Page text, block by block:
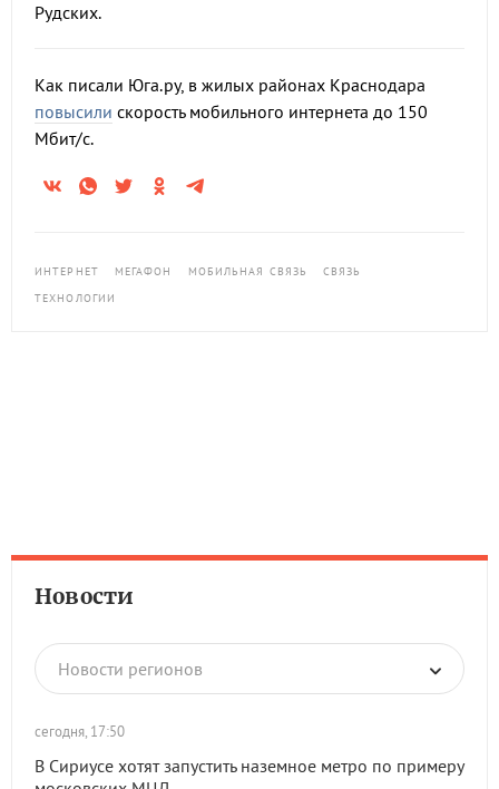
Рудских.
Как писали Юга.ру, в жилых районах Краснодара
повысили скорость мобильного интернета до 150
Мбит/с.
ИНТЕРНЕТ МЕГАФОН МОБИЛЬНАЯ СВЯЗЬ
СВЯЗЬ
ТЕХНОЛОГИИ
Новости
Новости регионов
сегодня, 17:50
В Сириусе хотят запустить наземное метро по примеру